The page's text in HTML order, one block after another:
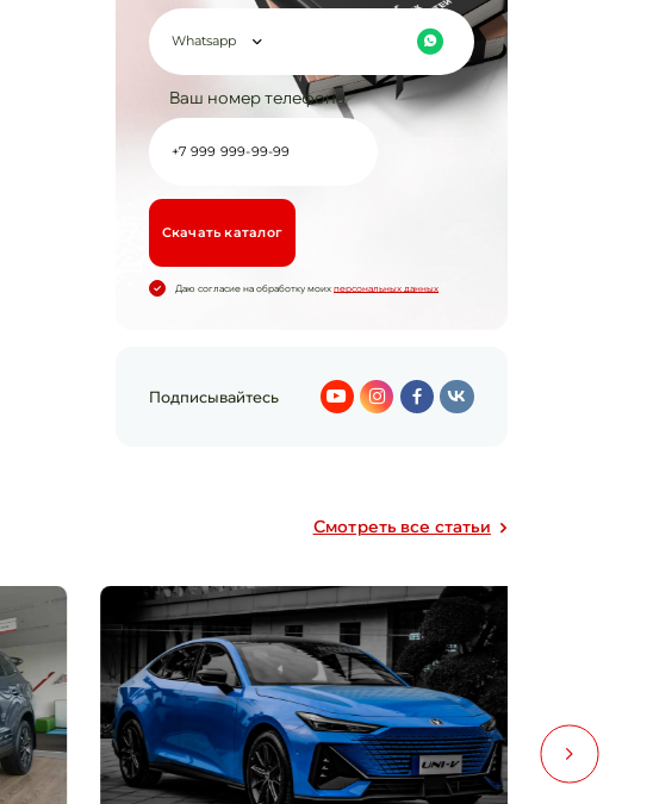
Whatsapp
Ваш номер телефона
Cкачать каталог
Даю согласие на обработку моих персональных данных
Подписывайтесь
Cмотреть все статьи